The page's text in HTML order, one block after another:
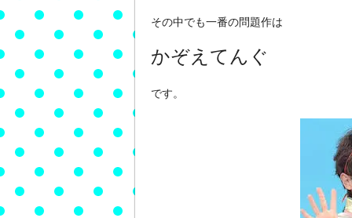
その中でも一番の問題作は
かぞえてんぐ
です。